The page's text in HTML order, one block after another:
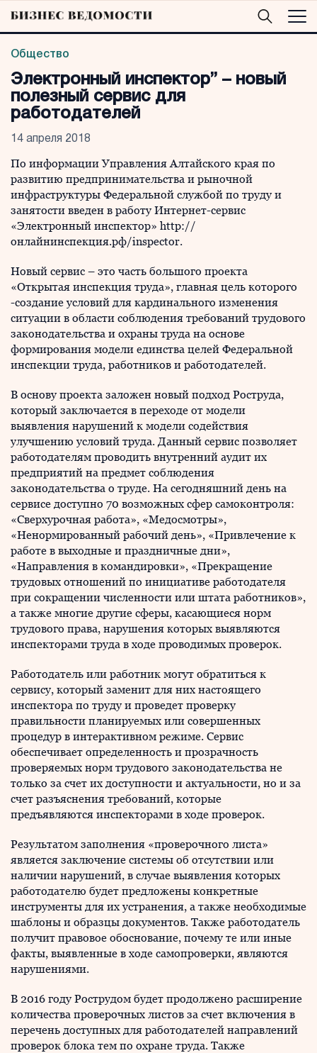
Общество
Электронный инспектор” – новый
полезный сервис для
работодателей
14 апреля 2018
По информации Управления Алтайского края по
развитию предпринимательства и рыночной
инфраструктуры Федеральной службой по труду и
занятости введен в работу Интернет-сервис
«Электронный инспектор» http://
онлайнинспекция.рф/inspector.
Новый сервис – это часть большого проекта
«Открытая инспекция труда», главная цель которого
-создание условий для кардинального изменения
ситуации в области соблюдения требований трудового
законодательства и охраны труда на основе
формирования модели единства целей Федеральной
инспекции труда, работников и работодателей.
В основу проекта заложен новый подход Роструда,
который заключается в переходе от модели
выявления нарушений к модели содействия
улучшению условий труда. Данный сервис позволяет
работодателям проводить внутренний аудит их
предприятий на предмет соблюдения
законодательства о труде. На сегодняшний день на
сервисе доступно 70 возможных сфер самоконтроля:
«Сверхурочная работа», «Медосмотры»,
«Ненормированный рабочий день», «Привлечение к
работе в выходные и праздничные дни»,
«Направления в командировки», «Прекращение
трудовых отношений по инициативе работодателя
при сокращении численности или штата работников»,
а также многие другие сферы, касающиеся норм
трудового права, нарушения которых выявляются
инспекторами труда в ходе проводимых проверок.
Работодатель или работник могут обратиться к
сервису, который заменит для них настоящего
инспектора по труду и проведет проверку
правильности планируемых или совершенных
процедур в интерактивном режиме. Сервис
обеспечивает определенность и прозрачность
проверяемых норм трудового законодательства не
только за счет их доступности и актуальности, но и за
счет разъяснения требований, которые
предъявляются инспекторами в ходе проверок.
Результатом заполнения «проверочного листа»
является заключение системы об отсутствии или
наличии нарушений, в случае выявления которых
работодателю будет предложены конкретные
инструменты для их устранения, а также необходимые
шаблоны и образцы документов. Также работодатель
получит правовое обоснование, почему те или иные
факты, выявленные в ходе самопроверки, являются
нарушениями.
В 2016 году Рострудом будет продолжено расширение
количества проверочных листов за счет включения в
перечень доступных для работодателей направлений
проверок блока тем по охране труда. Также